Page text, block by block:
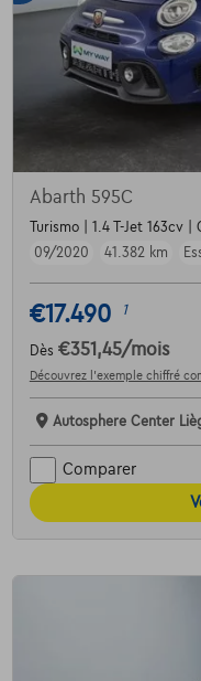
Abarth 595C
Turismo | 1.4 T-Jet 163cv
09/2020
41.382 km
€17.490 1
Dès €351,45/mois
Découvrez l’exemple chiffré
Autosphere Center
Comparer